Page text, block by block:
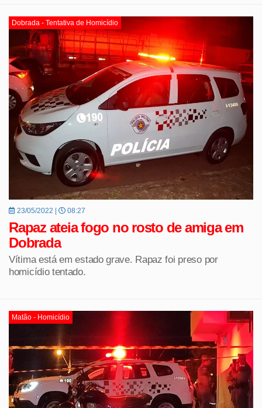
Dobrada - Tentativa de Homicídio
23/05/2022 | 08:27
Rapaz ateia fogo no rosto de amiga em
Dobrada
Vítima está em estado grave. Rapaz foi preso por
homicídio tentado.
Matão - Homicídio